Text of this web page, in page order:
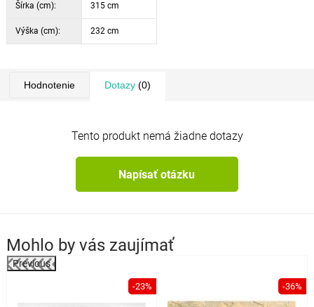
Šírka (cm): 315 cm
Výška (cm): 232 cm
Hodnotenie Dotazy(0)
Tento produkt nemá žiadne dotazy
Napísať otázku
Mohlo by vás zaujímať
Previous
-23% -36%